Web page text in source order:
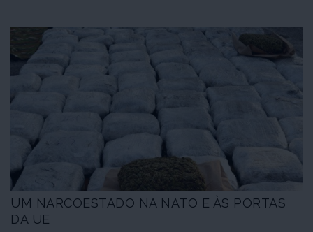
UM NARCOESTADO NA NATO E ÀS PORTAS
DA UE